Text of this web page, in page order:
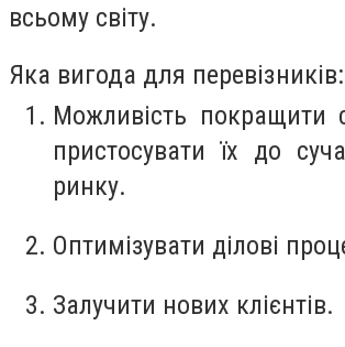
всьому світу.
Яка вигода для перевізників:
Можливість покращити
пристосувати їх до
ринку.
Оптимізувати ділові
Залучити нових клієнтів.